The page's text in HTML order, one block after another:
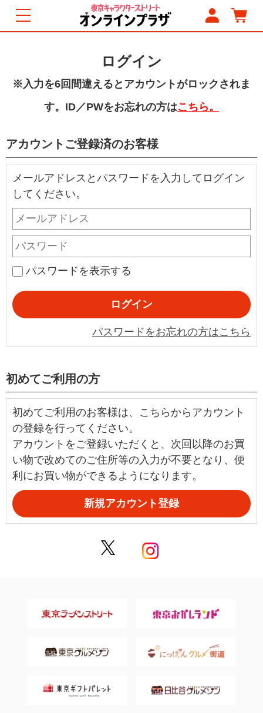
ログイン
※入力を6回間違えるとアカウントがロックされま
す。ID／PWをお忘れの方はこちら。
アカウントご登録済のお客様
メールアドレスとパスワードを入力してログイン
してください。
パスワードを表示する
パスワードをお忘れの方はこちら
初めてご利用の方
初めてご利用のお客様は、こちらからアカウント
の登録を行ってください。
アカウントをご登録いただくと、次回以降のお買
い物で改めてのご住所等の入力が不要となり、便
利にお買い物ができるようになります。